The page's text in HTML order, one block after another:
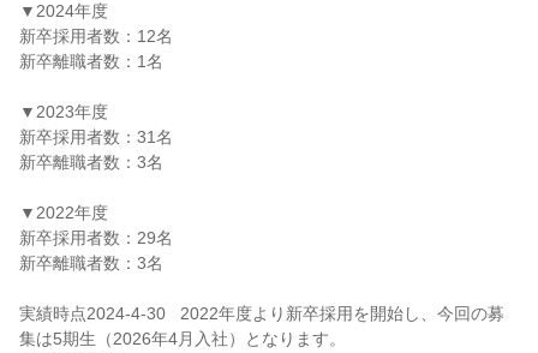
▼2024年度
新卒採用者数：12名
新卒離職者数：1名
▼2023年度
新卒採用者数：31名
新卒離職者数：3名
▼2022年度
新卒採用者数：29名
新卒離職者数：3名
実績時点2024-4-30   2022年度より新卒採用を開始し、今回の募